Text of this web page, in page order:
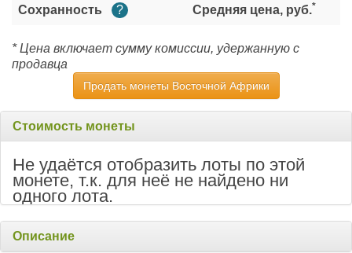
Сохранность ? Средняя цена, руб.*
* Цена включает сумму комиссии, удержанную с
продавца
Продать монеты Восточной Африки
Стоимость монеты
Не удаётся отобразить лоты по этой
монете, т.к. для неё не найдено ни
одного лота.
Описание